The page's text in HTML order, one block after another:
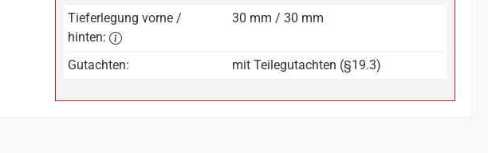
Tieferlegung vorne /
hinten:
30 mm / 30 mm
Gutachten: mit Teilegutachten (§19.3)